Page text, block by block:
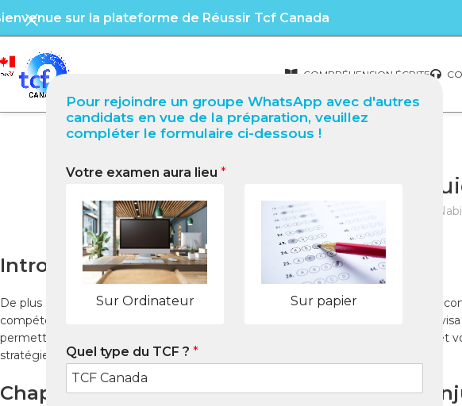
Pour rejoindre un groupe WhatsApp avec d'autres
candidats en vue de la préparation, veuillez
compléter le formulaire ci-dessous !
Votre examen aura lieu *
Sur Ordinateur Sur papier
Quel type du TCF ? *
sur la plateforme de Réussir Tcf Canada
COMPRÉHENSION ÉCRITE
TCF Canada à Banjul (Gambie) :
Introduction
De plus en plus de candidats en Gambie souhaitent passer leTCF Canada pour
compétences en français et constitue une étape essentielle pour obtenir votre
permettent de passer l’examen dans les meilleures conditions. Ce guide complet
stratégies pour le jour du test.
Chapitre 1 : Comprendre le TCF Canada à